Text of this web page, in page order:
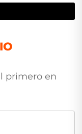
primero en